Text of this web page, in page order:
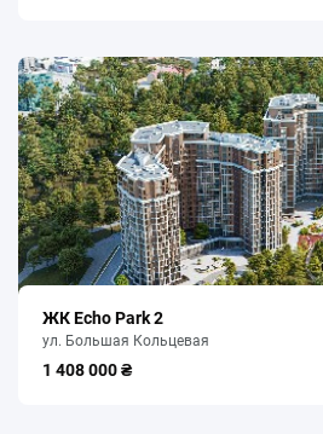
ЖК Echo Park 2
ул. Большая Кольцевая
1 408 000 ₴